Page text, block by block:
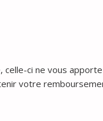
ci ne vous
votre